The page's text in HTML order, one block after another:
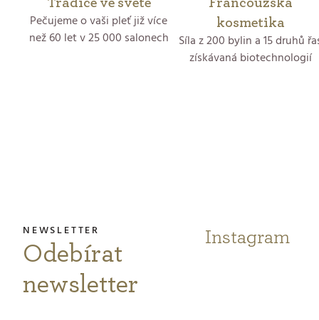
Tradice ve světě
Pečujeme o vaši pleť již více
než 60 let v 25 000 salonech
Francouzská
kosmetika
Síla z 200 bylin a 15 druhů
získávaná biotechnologií
Odebírat
newsletter
Instagram